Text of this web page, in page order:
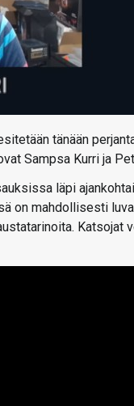
tänään
Sampsa Kurri ja
läpi
on mahdollisesti